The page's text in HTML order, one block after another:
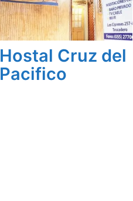
Hostal Cruz del
Pacifico